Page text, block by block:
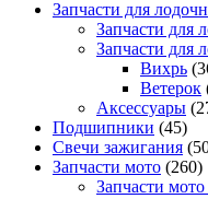
Запчасти для
Запчасти для
Запчасти для
Вихрь
Ветерок
Аксессуары
Подшипники (45)
Свечи зажигания
Запчасти мото (260)
Запчасти